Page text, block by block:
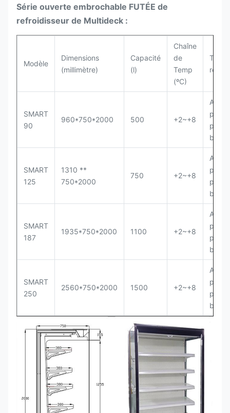
Série ouverte embrochable FUTÉE de
refroidisseur de Multideck :
Modèle
Dimensions
(millimètre)
Capacité
(l)
Chaîne
de
Temp
(ºC)
Type
SMART
90
960*750*2000 500 +2~+8
Aéré,
prêt à
SMART
125
1310 **
750*2000
750 +2~+8
Aéré,
prêt à
SMART
187
1935*750*2000 1100 +2~+8
Aéré,
prêt à
SMART
250
2560*750*2000 1500 +2~+8
Aéré,
prêt à